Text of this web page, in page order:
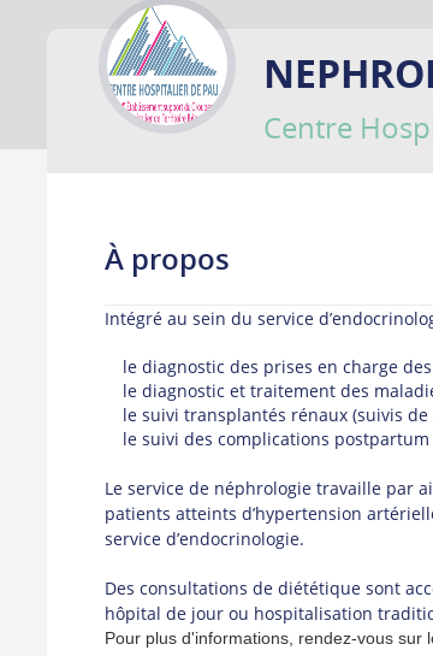
Centre
À propos
Intégré au sein du service
le diagnostic des prises en charge
le diagnostic et traitement des
le suivi transplantés rénaux (suivis de
le suivi des complications
Le service de néphrologie travaille par
patients atteints d’hypertension
service d’endocrinologie.
Des consultations de diététique sont
hôpital de jour ou hospitalisation
Pour plus d'informations, rendez-vous sur